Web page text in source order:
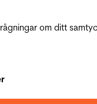
om ditt